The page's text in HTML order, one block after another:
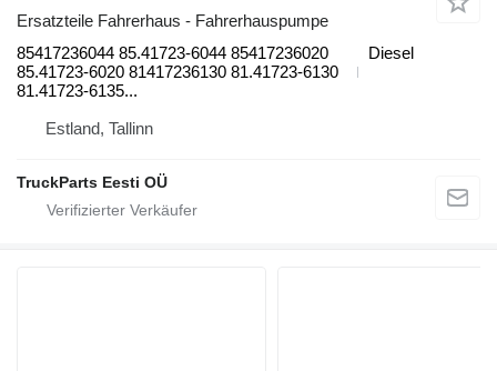
Ersatzteile Fahrerhaus - Fahrerhauspumpe
85417236044 85.41723-6044 85417236020
85.41723-6020 81417236130 81.41723-6130
81.41723-6135...
Diesel
Estland, Tallinn
TruckParts Eesti OÜ